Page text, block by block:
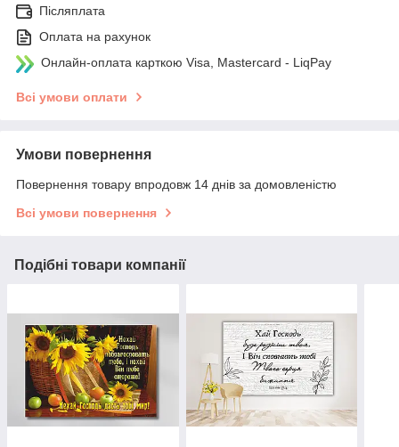
Післяплата
Оплата на рахунок
Онлайн-оплата карткою Visa, Mastercard - LiqPay
Всі умови оплати
Умови повернення
Повернення товару впродовж 14 днів за домовленістю
Всі умови повернення
Подібні товари компанії